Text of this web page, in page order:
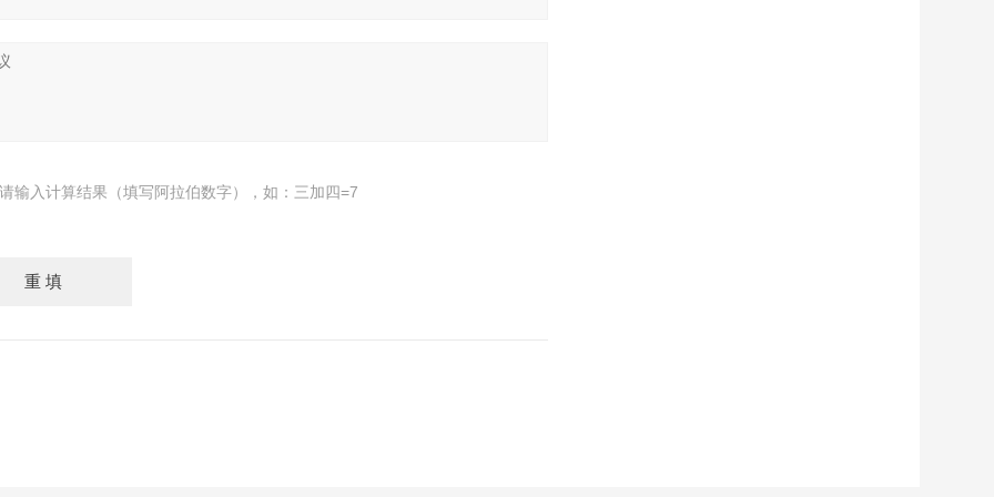
请输入计算结果（填写阿拉伯数字），如：三加四=7